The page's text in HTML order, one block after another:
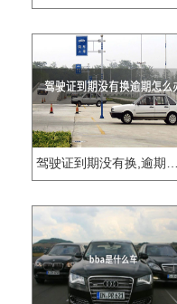
驾驶证到期没有换,逾期怎么办??